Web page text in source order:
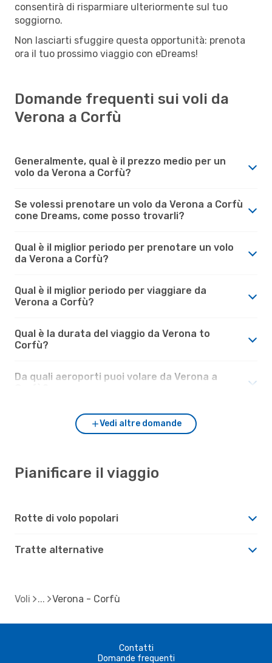
consentirà di risparmiare ulteriormente sul tuo
soggiorno.
Non lasciarti sfuggire questa opportunità: prenota
ora il tuo prossimo viaggio con eDreams!
Domande frequenti sui voli da
Verona a Corfù
Generalmente, qual è il prezzo medio per un
volo da Verona a Corfù?
Se volessi prenotare un volo da Verona a Corfù
cone Dreams, come posso trovarli?
Qual è il miglior periodo per prenotare un volo
da Verona a Corfù?
Qual è il miglior periodo per viaggiare da
Verona a Corfù?
Qual è la durata del viaggio da Verona to
Corfù?
Da quali aeroporti puoi volare da Verona a
Vedi altre domande
Pianificare il viaggio
Rotte di volo popolari
Tratte alternative
Voli Verona - Corfù
Contatti
Domande frequenti